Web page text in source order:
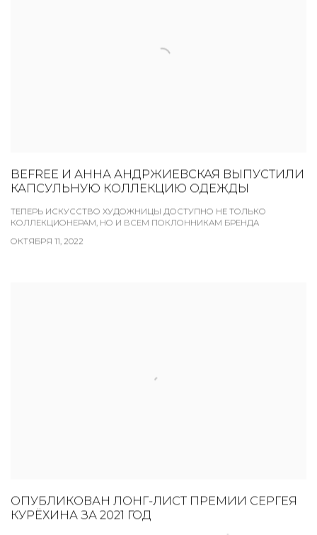
BEFREE И АННА АНДРЖИЕВСКАЯ ВЫПУСТИЛИ
КАПСУЛЬНУЮ КОЛЛЕКЦИЮ ОДЕЖДЫ
ТЕПЕРЬ ИСКУССТВО ХУДОЖНИЦЫ ДОСТУПНО НЕ ТОЛЬКО
КОЛЛЕКЦИОНЕРАМ, НО И ВСЕМ ПОКЛОННИКАМ БРЕНДА
ОКТЯБРЯ 11, 2022
ОПУБЛИКОВАН ЛОНГ-ЛИСТ ПРЕМИИ СЕРГЕЯ
КУРЁХИНА ЗА 2021 ГОД